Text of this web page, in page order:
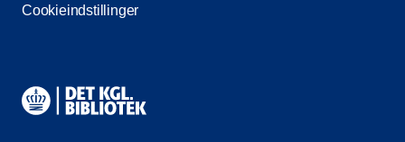
Cookieindstillinger
Kontaktinformationer